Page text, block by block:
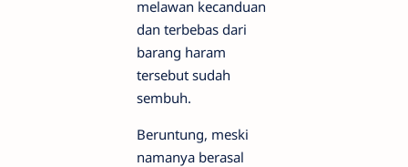
melawan kecanduan
dan terbebas dari
barang haram
tersebut sudah
sembuh.
Beruntung, meski
namanya berasal